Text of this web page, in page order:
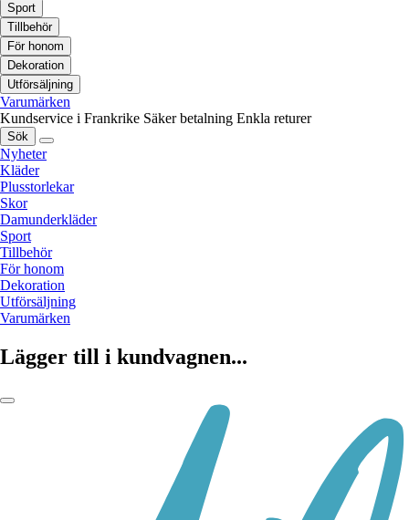
Sport
Tillbehör
För honom
Dekoration
Utförsäljning
Varumärken
Kundservice i Frankrike Säker betalning Enkla returer
Sök
Nyheter
Kläder
Plusstorlekar
Skor
Damunderkläder
Sport
Tillbehör
För honom
Dekoration
Utförsäljning
Varumärken
Lägger till i kundvagnen...